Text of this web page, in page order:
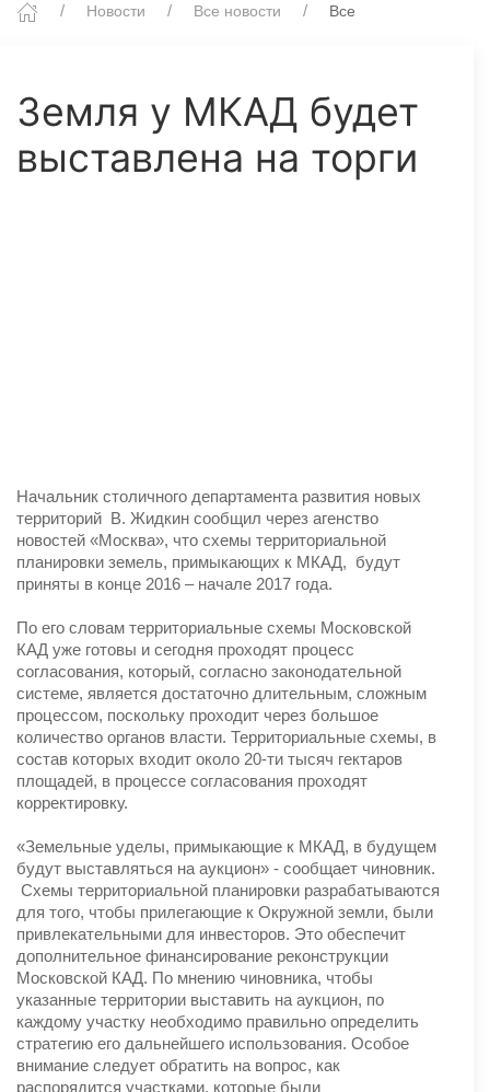
Новости Все новости Все
Земля у МКАД будет
выставлена на торги
Начальник столичного департамента развития новых
территорий В. Жидкин сообщил через агенство
новостей «Москва», что схемы территориальной
планировки земель, примыкающих к МКАД, будут
приняты в конце 2016 – начале 2017 года.
По его словам территориальные схемы Московской
КАД уже готовы и сегодня проходят процесс
согласования, который, согласно законодательной
системе, является достаточно длительным, сложным
процессом, поскольку проходит через большое
количество органов власти. Территориальные схемы, в
состав которых входит около 20-ти тысяч гектаров
площадей, в процессе согласования проходят
корректировку.
«Земельные уделы, примыкающие к МКАД, в будущем
будут выставляться на аукцион» - сообщает чиновник.
Схемы территориальной планировки разрабатываются
для того, чтобы прилегающие к Окружной земли, были
привлекательными для инвесторов. Это обеспечит
дополнительное финансирование реконструкции
Московской КАД. По мнению чиновника, чтобы
указанные территории выставить на аукцион, по
каждому участку необходимо правильно определить
стратегию его дальнейшего использования. Особое
внимание следует обратить на вопрос, как
распорядится участками, которые были